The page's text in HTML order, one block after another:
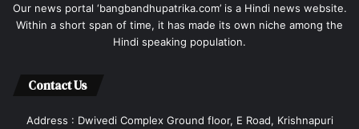
Our news portal ‘bangbandhupatrika.com’ is a Hindi news website.
Within a short span of time, it has made its own niche among the
Hindi speaking population.
Contact Us
Address : Dwivedi Complex Ground floor, E Road, Krishnapuri